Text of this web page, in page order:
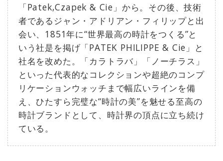
「Patek,Czapek & Cie」から。その後、技術
者であるジャン・アドリアン・フィリップと出
会い、1851年に“世界最高の時計をつくる”と
いう社是を掲げ「PATEK PHILIPPE & Cie」と
社名を改めた。「カラトラバ」「ノーチラス」
といった代表的なコレクションや超絶のコンプ
リケーションウォッチまで幅広いラインを備
え、ひたすら完璧な“時計の美”を魅せる至高の
時計ブランドとして、時計界の頂点に立ち続け
ている。